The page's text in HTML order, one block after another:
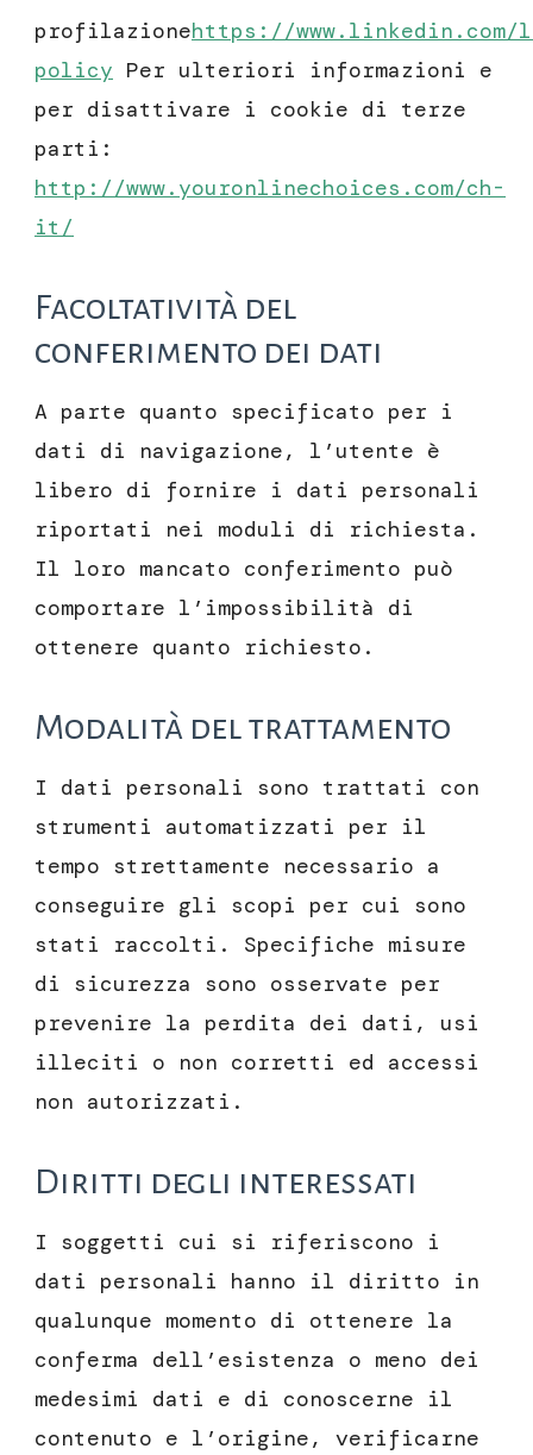
profilazionehttps://www.linkedin.com/
policy Per ulteriori informazioni e
per disattivare i cookie di terze
parti:
http://www.youronlinechoices.com/ch-
it/
Facoltatività del
conferimento dei dati
A parte quanto specificato per i
dati di navigazione, l’utente è
libero di fornire i dati personali
riportati nei moduli di richiesta.
Il loro mancato conferimento può
comportare l’impossibilità di
ottenere quanto richiesto.
Modalità del trattamento
I dati personali sono trattati con
strumenti automatizzati per il
tempo strettamente necessario a
conseguire gli scopi per cui sono
stati raccolti. Specifiche misure
di sicurezza sono osservate per
prevenire la perdita dei dati, usi
illeciti o non corretti ed accessi
non autorizzati.
Diritti degli interessati
I soggetti cui si riferiscono i
dati personali hanno il diritto in
qualunque momento di ottenere la
conferma dell’esistenza o meno dei
medesimi dati e di conoscerne il
contenuto e l’origine, verificarne